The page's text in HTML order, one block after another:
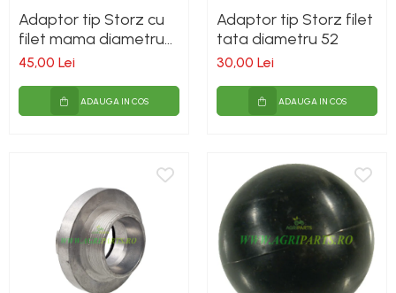
Adaptor tip Storz cu
filet mama diametru
75
45,00 Lei
ADAUGA IN COS
Adaptor tip Storz filet
tata diametru 52
30,00 Lei
ADAUGA IN COS